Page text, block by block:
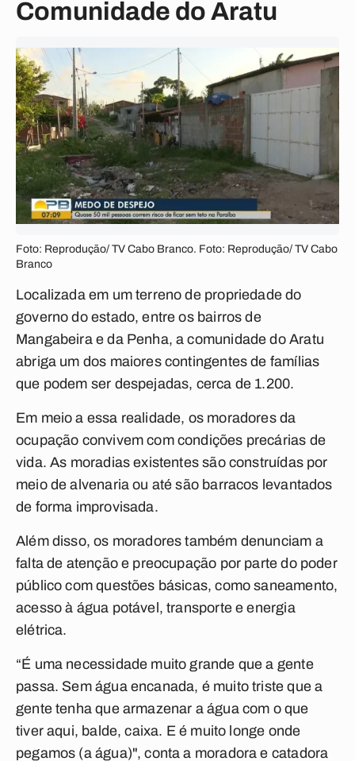
Comunidade do Aratu
Foto: Reprodução/ TV Cabo Branco. Foto: Reprodução/ TV Cabo
Branco
Localizada em um terreno de propriedade do
governo do estado, entre os bairros de
Mangabeira e da Penha, a comunidade do Aratu
abriga um dos maiores contingentes de famílias
que podem ser despejadas, cerca de 1.200.
Em meio a essa realidade, os moradores da
ocupação convivem com condições precárias de
vida. As moradias existentes são construídas por
meio de alvenaria ou até são barracos levantados
de forma improvisada.
Além disso, os moradores também denunciam a
falta de atenção e preocupação por parte do poder
público com questões básicas, como saneamento,
acesso à água potável, transporte e energia
elétrica.
“É uma necessidade muito grande que a gente
passa. Sem água encanada, é muito triste que a
gente tenha que armazenar a água com o que
tiver aqui, balde, caixa. E é muito longe onde
pegamos (a água)", conta a moradora e catadora